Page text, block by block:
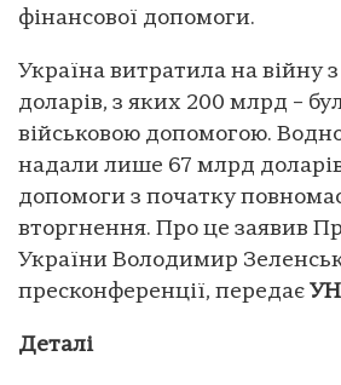
фінансової допомоги.
Україна витратила на війну
доларів, з яких 200 млрд –
військовою допомогою.
надали лише 67 млрд доларів
допомоги з початку
вторгнення. Про це заявив
України Володимир
пресконференції, передає
Деталі